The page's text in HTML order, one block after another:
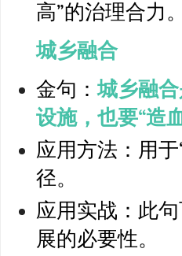
高”的治理合力。
城乡融合
金句：城乡融
设施，也要“造
应用方法：用
径。
应用实战：此
展的必要性。